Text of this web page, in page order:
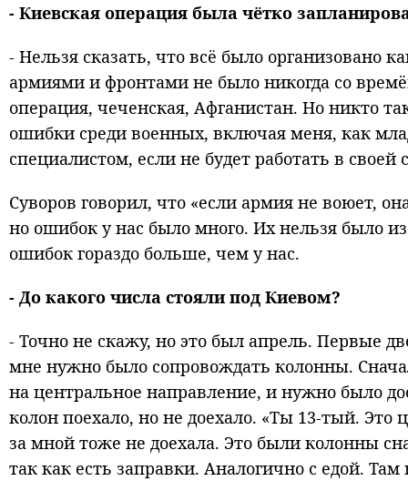
- Киевская операция была чётко
- Нельзя сказать, что всё было организовано
армиями и фронтами не было никогда со
операция, чеченская, Афганистан. Но никто
ошибки среди военных, включая меня, как
специалистом, если не будет работать в
Суворов говорил, что «если армия не воюет,
но ошибок у нас было много. Их нельзя было
ошибок гораздо больше, чем у нас.
- До какого числа стояли под Киевом?
- Точно не скажу, но это был апрель. Первые
мне нужно было сопровождать колонны.
на центральное направление, и нужно было
колон поехало, но не доехало. «Ты 13-тый. Это
за мной тоже не доехала. Это были колонны
так как есть заправки. Аналогично с едой.